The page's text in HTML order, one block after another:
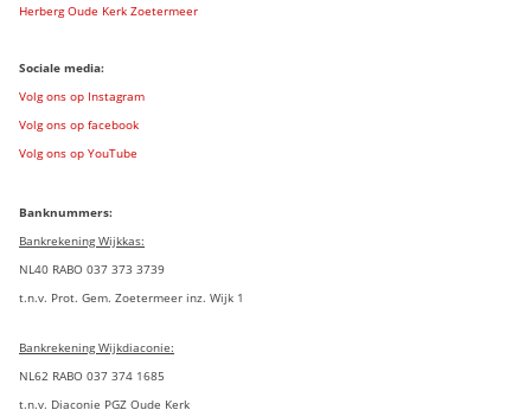
Herberg Oude Kerk Zoetermeer
Sociale media:
Volg ons op Instagram
Volg ons op facebook
Volg ons op YouTube
Banknummers:
Bankrekening Wijkkas:
NL40 RABO 037 373 3739
t.n.v. Prot. Gem. Zoetermeer inz. Wijk 1
Bankrekening Wijkdiaconie:
NL62 RABO 037 374 1685
t.n.v. Diaconie PGZ Oude Kerk